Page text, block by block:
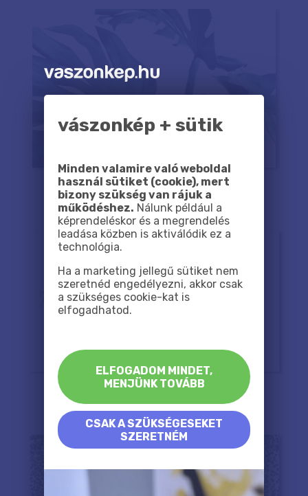
vászonkép + sütik
Minden valamire való weboldal
használ sütiket (cookie), mert
bizony szükség van rájuk a
működéshez. Nálunk például a
képrendeléskor és a megrendelés
leadása közben is aktiválódik ez a
technológia.
Ha a marketing jellegű sütiket nem
szeretnéd engedélyezni, akkor csak
a szükséges cookie-kat is
elfogadhatod.
ELFOGADOM MINDET,
MENJÜNK TOVÁBB
CSAK A SZÜKSÉGESEKET
SZERETNÉM